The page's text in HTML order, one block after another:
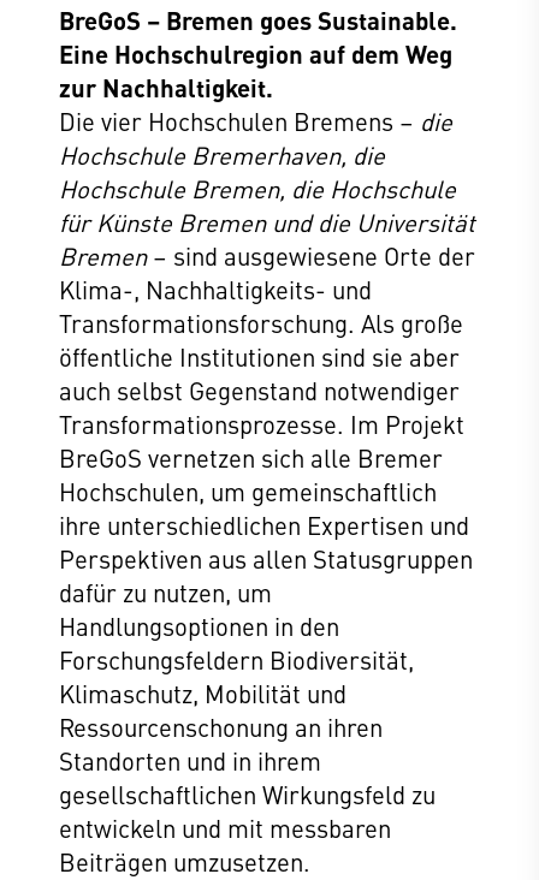
BreGoS – Bremen goes Sustainable.
Eine Hochschulregion auf dem Weg
zur Nachhaltigkeit.
Die vier Hochschulen Bremens – die
Hochschule Bremerhaven, die
Hochschule Bremen, die Hochschule
für Künste Bremen und die Universität
Bremen– sind ausgewiesene Orte der
Klima-, Nachhaltigkeits- und
Transformationsforschung. Als große
öffentliche Institutionen sind sie aber
auch selbst Gegenstand notwendiger
Transformationsprozesse. Im Projekt
BreGoS vernetzen sich alle Bremer
Hochschulen, um gemeinschaftlich
ihre unterschiedlichen Expertisen und
Perspektiven aus allen Statusgruppen
dafür zu nutzen, um
Handlungsoptionen in den
Forschungsfeldern Biodiversität,
Klimaschutz, Mobilität und
Ressourcenschonung an ihren
Standorten und in ihrem
gesellschaftlichen Wirkungsfeld zu
entwickeln und mit messbaren
Beiträgen umzusetzen.